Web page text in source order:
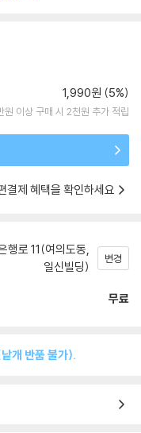
1,990원 (5%)
원 이상 구매 시 2천원 추가 적립
결제 혜택을 확인하세요
행로 11(여의도동,
일신빌딩)
변경
무료
개 반품 불가).